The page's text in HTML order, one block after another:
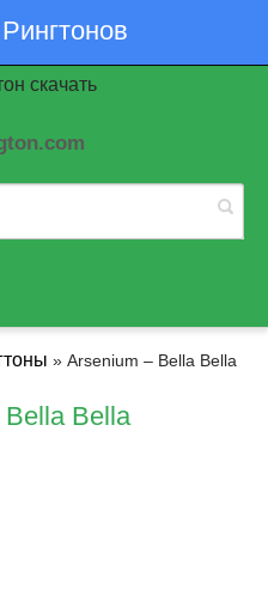
скачать
» Arsenium – Bella Bella
Bella Bella